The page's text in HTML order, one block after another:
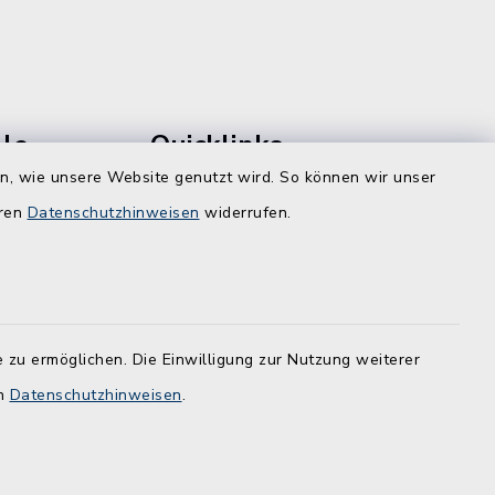
wie unsere Website genutzt wird. So können wir unser
Datenschutzhinweisen widerrufen.
ermöglichen. Die Einwilligung zur Nutzung weiterer
Datenschutzhinweisen.
Quicklinks
Lebens- und Wirtschaftsraum
Rendsburg